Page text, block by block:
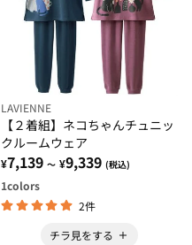
LAVIENNE
【２着組】ネコちゃんチュニッ
クルームウェア
¥7,139 ～ ¥9,339 (税込)
1colors
2件
チラ見をする